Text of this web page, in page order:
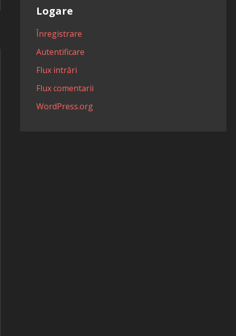
Logare
Înregistrare
Autentificare
Flux intrări
Flux comentarii
WordPress.org